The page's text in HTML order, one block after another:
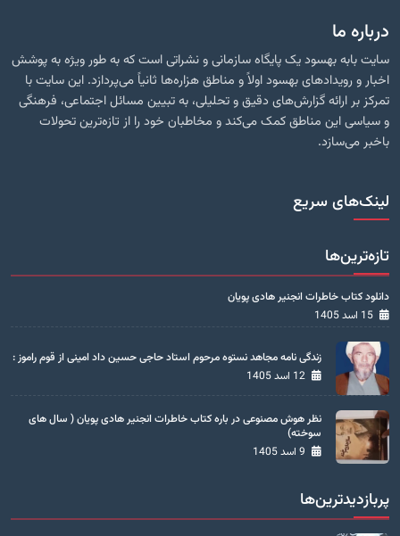
درباره ما
سایت بابه بهسود یک پایگاه سازمانی و نشراتی است که به طور ویژه به پوشش
اخبار و رویدادهای بهسود اولاً و مناطق هزاره‌ها ثانیاً می‌پردازد. این سایت با
تمرکز بر ارائه گزارش‌های دقیق و تحلیلی، به تبیین مسائل اجتماعی، فرهنگی
و سیاسی این مناطق کمک می‌کند و مخاطبان خود را از تازه‌ترین تحولات
باخبر می‌سازد.
لینک‌های سریع
تازه‌ترین‌ها
دانلود کتاب خاطرات انجنیر هادی پویان
زندگی نامه مجاهد نستوه مرحوم استاد حاجی حسین داد امینی از قوم راموز :
نظر هوش مصنوعی در باره کتاب خاطرات انجنیر هادی پویان ( سال های
سوخته)
پربازدیدترین‌ها